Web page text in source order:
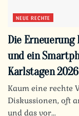
NEUE RECHTE
Die Erneuerung
und ein
Karlstagen 2026
Kaum eine rechte
Diskussionen, oft
und das vor...